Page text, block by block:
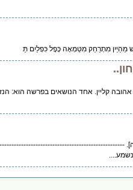
מִתְרַחֵק מִטֻּמְאָה כֶּפֶל כִּפְלַיִם תַּ
אחד הנושאים בפרשה הוא: הנזיר,